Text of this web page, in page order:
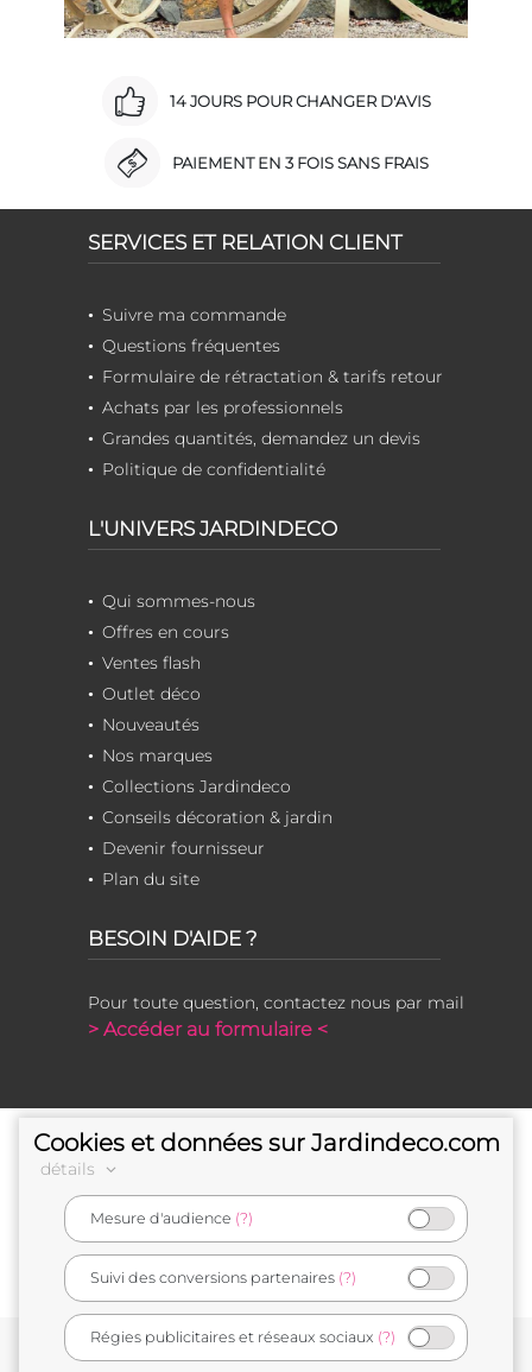
14 JOURS POUR CHANGER D'AVIS
PAIEMENT EN 3 FOIS SANS FRAIS
SERVICES ET RELATION CLIENT
Suivre ma commande
Questions fréquentes
Formulaire de rétractation & tarifs retour
Achats par les professionnels
Grandes quantités, demandez un devis
Politique de confidentialité
L'UNIVERS JARDINDECO
Qui sommes-nous
Offres en cours
Ventes flash
Outlet déco
Nouveautés
Nos marques
Collections Jardindeco
Conseils décoration & jardin
Devenir fournisseur
Plan du site
BESOIN D'AIDE ?
Pour toute question, contactez nous par mail
> Accéder au formulaire <
e-commerçant français
Cookies et données sur Jardindeco.com
détails
Mesure d'audience (?)
Suivi des conversions partenaires (?)
Régies publicitaires et réseaux sociaux (?)